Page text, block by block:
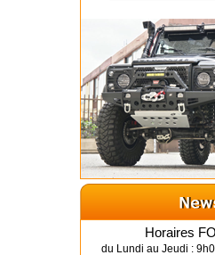
Horaires
du Lundi au Jeudi :